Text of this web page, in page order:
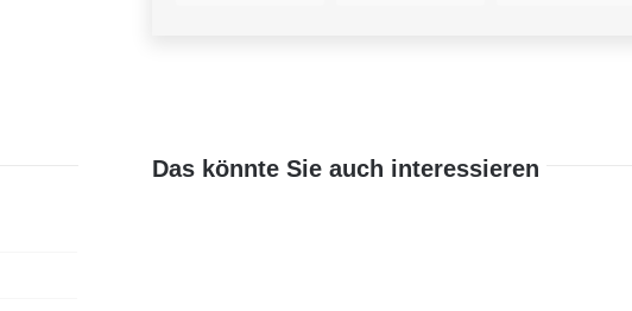
Das könnte Sie auch interessieren